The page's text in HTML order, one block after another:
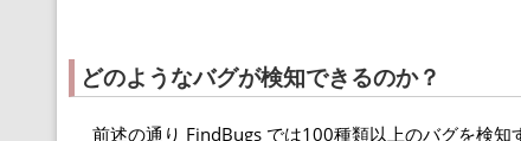
どのようなバグが検知できるのか？
前述の通り FindBugs では100種類以上のバグを検知